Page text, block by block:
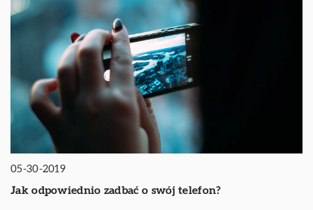
05-30-2019
Jak odpowiednio zadbać o swój telefon?